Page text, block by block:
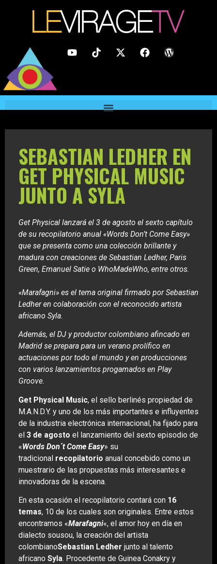
SEBASTIAN LEDHER EN
GET PHYSICAL MUSIC
JUNTO A SYLA
Get Physical lanzará el 3 de agosto el sexto capítulo
de su recopilatorio anual «Words Don’t Come Easy»
que se presenta como una colección brillante y
madura con creaciones de Sebastian Ledher, Paris
Green, Emanuel Satie o WhoMadeWho, entre otros.
«Marafagni» es el tema original firmado por Sebastian
Ledher en colaboración con el reconocido artista
africano Syla.
Además, el DJ y productor colombiano afincado en
Madrid se prepara para un verano prolífico en
actuaciones por todo el mundo y en producciones
con varios lanzamientos progamados en Play
Groove.
Get Physical Music, el sello berlinés propiedad de
M.A.N.D.Y. y uno de los más importantes e influyentes
de la industria electrónica internacional, ha fijado para
el 3 de agosto el lanzamiento del sexto episodio de
«Words Don´t Come Easy» su
tradicional recopilatorio anual concebido como un
muestrario de las propuestas más interesantes e
innovadoras de la escena.
En esta ocasión el recopilatorio contará con 16
temas, 10 de los cuales son originales. Entre estos
encontramos «Marafagni«, el amor hoy en día en
dialecto sousou, la creación del artista
colombianoSebastian Ledher junto al talento
africano Syla. Procedente de Guinea Conakry y